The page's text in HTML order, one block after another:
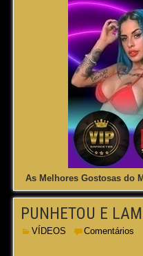
As Melhores Gostosas do
PUNHETOU E
VÍDEOS Comentários